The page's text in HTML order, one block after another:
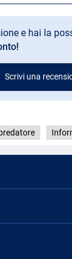
e hai la
Scrivi una